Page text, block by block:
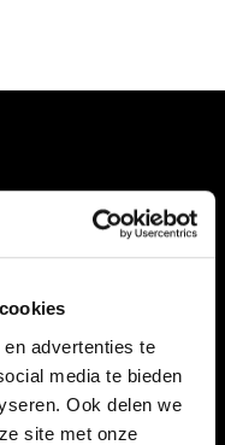
advertenties te
media te bieden
Ook delen we
site met onze